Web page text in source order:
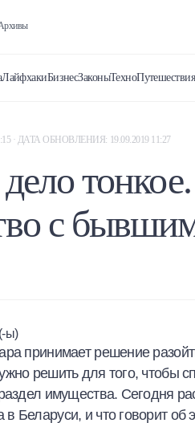
ЛайфхакиБизнесЗаконыТехноПутешествия
· ДАТА ОБНОВЛЕНИЯ: 19.09.2019 11:27
с
ы)
принимает решение
решить для того, чтобы
имущества. Сегодня
Беларуси, и что говорит об